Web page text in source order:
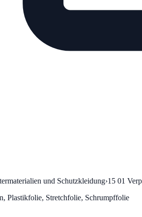
und Schutzkleidung›15 01
Plastikfolie, Stretchfolie, Schrumpffolie